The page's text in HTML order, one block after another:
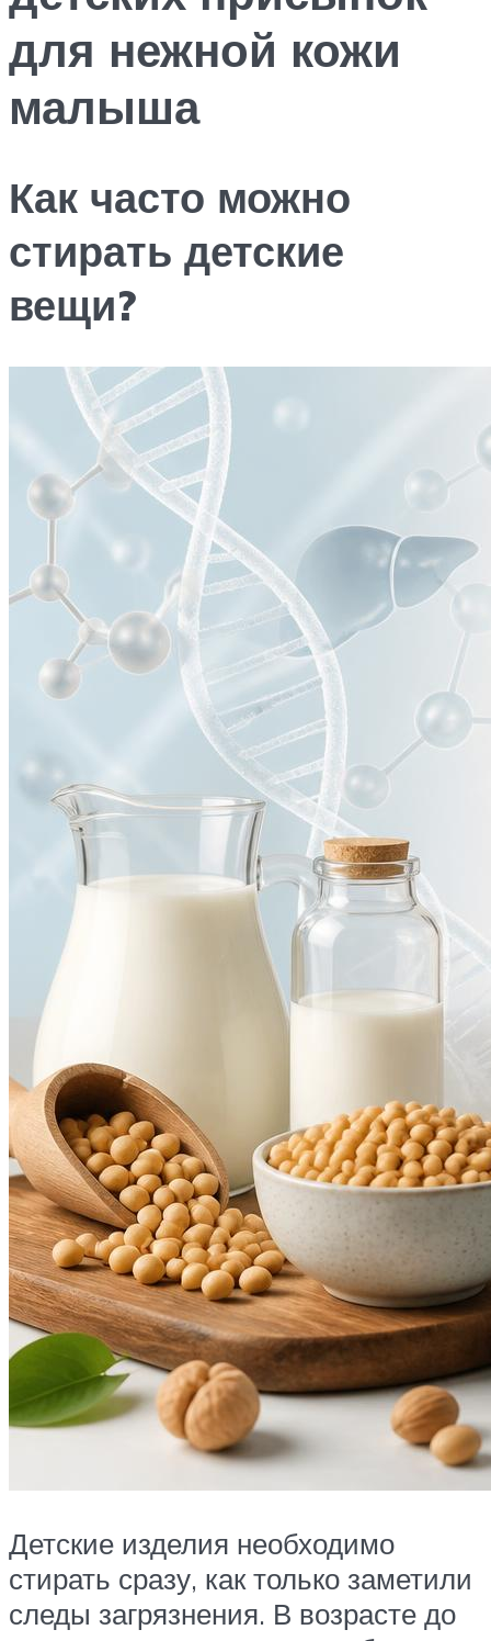
для нежной кожи
малыша
Как часто можно
стирать детские
вещи?
Детские изделия необходимо
стирать сразу, как только заметили
следы загрязнения. В возрасте до